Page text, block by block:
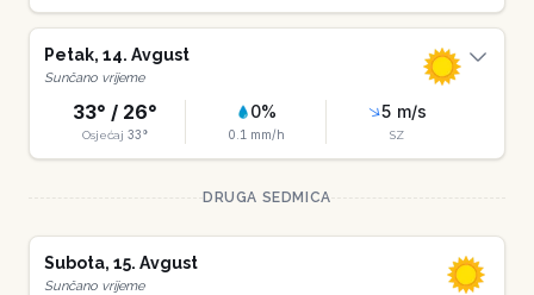
Petak, 14. Avgust
Sunčano vrijeme
33° / 26°
Osjećaj 33°
0%
0.1 mm/h
5 m/s
SZ
DRUGA SEDMICA
Subota, 15. Avgust
Sunčano vrijeme